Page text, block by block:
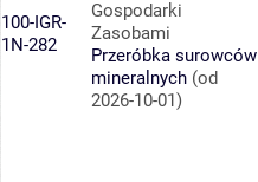
100-IGR-
1N-282
Gospodarki
Zasobami
Przeróbka surowców
mineralnych (od
2026-10-01)